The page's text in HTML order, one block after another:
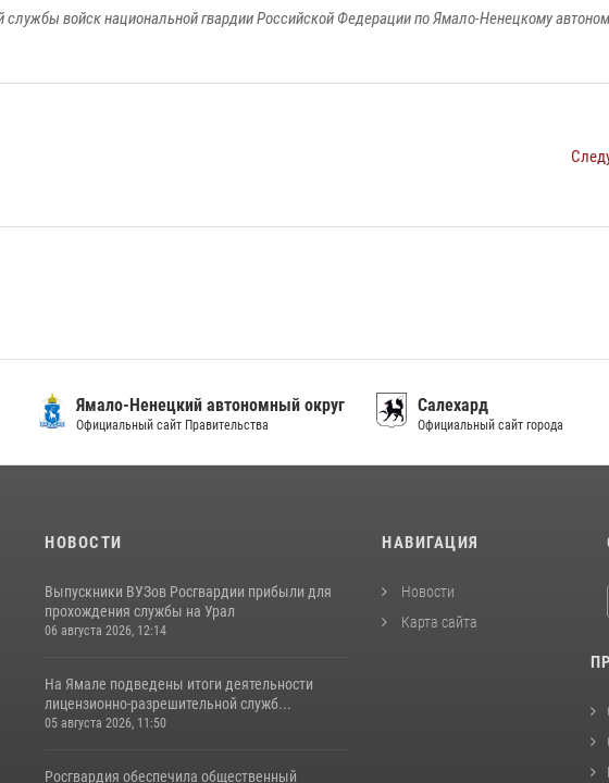
войск национальной гвардии Российской Федерации по Ямало-Ненецкому
Ямало-Ненецкий автономный округ
Официальный сайт Правительства
Салехард
Официальный сайт города
НОВОСТИ
Выпускники ВУЗов Росгвардии прибыли для
прохождения службы на Урал
06 августа 2026, 12:14
На Ямале подведены итоги деятельности
лицензионно-разрешительной служб...
05 августа 2026, 11:50
Росгвардия обеспечила общественный
НАВИГАЦИЯ
Новости
Карта сайта